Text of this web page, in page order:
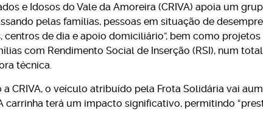
e Idosos do Vale da Amoreira (CRIVA) apoia um
pelas famílias, pessoas em situação de
centros de dia e apoio domiciliário”, bem como
com Rendimento Social de Inserção (RSI), num
técnica.
a CRIVA, o veículo atribuído pela Frota Solidária vai
carrinha terá um impacto significativo, permitindo